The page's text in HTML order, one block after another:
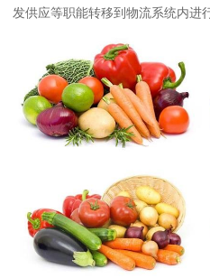
发供应等职能转移到物流系统内进